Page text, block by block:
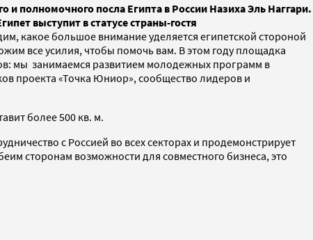
и полномочного посла Египта в России Назиха Эль Наггари.
выступит в статусе страны-гостя
какое большое внимание уделяется египетской стороной
все усилия, чтобы помочь вам. В этом году площадка
мы занимаемся развитием молодежных программ в
проекта «Точка Юниор», сообщество лидеров и
более 500 кв. м.
с Россией во всех секторах и продемонстрирует
сторонам возможности для совместного бизнеса, это